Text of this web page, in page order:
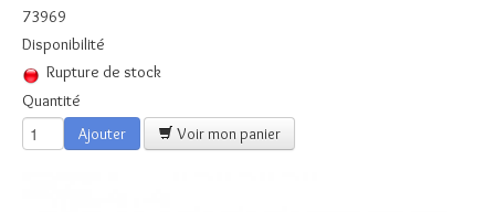
Piquet Fleurs
Piquets Fleurs en pot
Guirlandes
73969
Disponibilité
Rupture de stock
Quantité
Ajouter
Voir mon panier